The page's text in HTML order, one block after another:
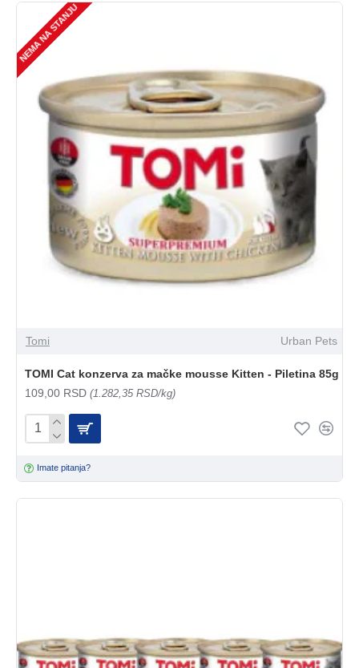
NEMA NA STANJU
Tomi Urban Pets
TOMI Cat konzerva za mačke mousse Kitten - Piletina 85g
109,00 RSD (1.282,35 RSD/kg)
Imate pitanja?